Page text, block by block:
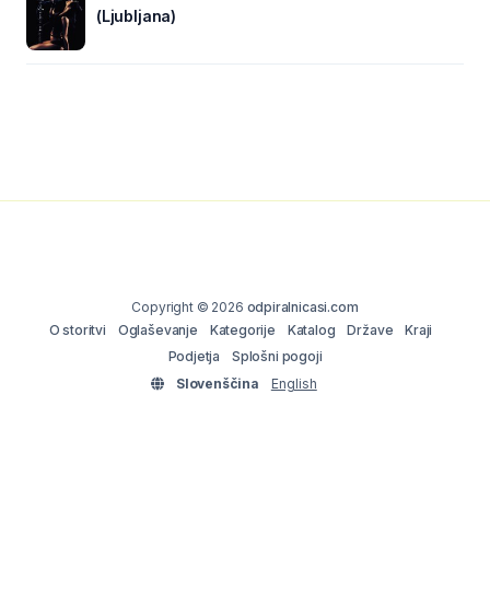
(Ljubljana)
Copyright © 2026 odpiralnicasi.com
O storitvi
Oglaševanje Kategorije Katalog Države
Kraji
Podjetja
Splošni pogoji
Slovenščina
English